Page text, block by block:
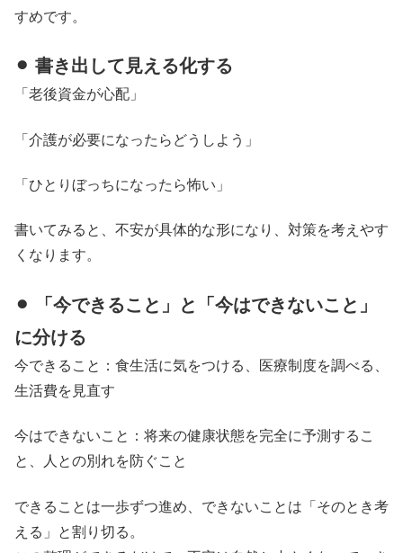
すめです。
⚫︎ 書き出して見える化する
「老後資金が心配」
「介護が必要になったらどうしよう」
「ひとりぼっちになったら怖い」
書いてみると、不安が具体的な形になり、対策を考えやす
くなります。
⚫︎ 「今できること」と「今はできないこと」
に分ける
今できること：食生活に気をつける、医療制度を調べる、
生活費を見直す
今はできないこと：将来の健康状態を完全に予測するこ
と、人との別れを防ぐこと
できることは一歩ずつ進め、できないことは「そのとき考
える」と割り切る。